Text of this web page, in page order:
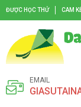
ĐƯỢC HỌC THỬ CAM
EMAIL